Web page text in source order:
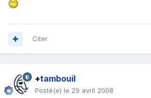
Citer
+tambouil
Posté(e) le 29 avril 2008